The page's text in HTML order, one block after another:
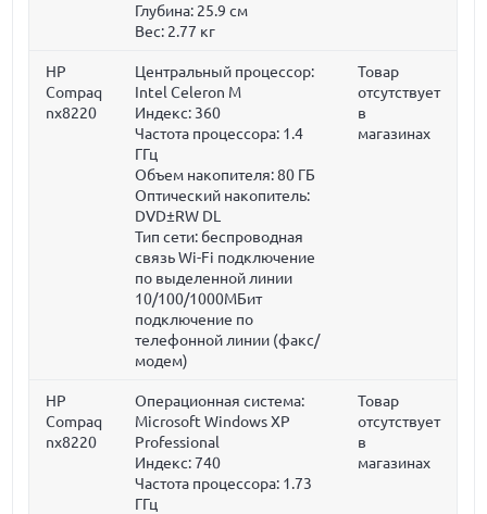
Глубина: 25.9 см
Вес: 2.77 кг
HP
Compaq
nx8220
Центральный процессор:
Intel Celeron M
Индекс: 360
Частота процессора: 1.4
ГГц
Объем накопителя:80 ГБ
Оптический накопитель:
DVD±RW DL
Тип сети: беспроводная
связь Wi-Fi подключение
по выделенной линии
10/100/1000МБит
подключение по
телефонной линии (факс/
модем)
Товар
отсутствует
в
магазинах
HP
Compaq
nx8220
Операционная система:
Microsoft Windows XP
Professional
Индекс: 740
Частота процессора: 1.73
ГГц
Товар
отсутствует
в
магазинах